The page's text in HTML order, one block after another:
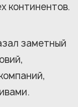
континентов.
заметный